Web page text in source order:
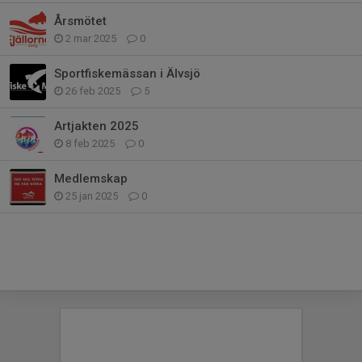
Årsmötet
2 mar 2025 0
Sportfiskemässan i Älvsjö
26 feb 2025 5
Artjakten 2025
8 feb 2025 0
Medlemskap
25 jan 2025 0